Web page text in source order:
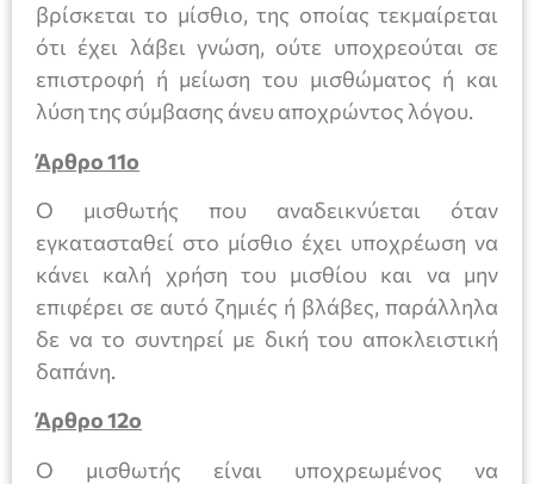
βρίσκεται το μίσθιο, της οποίας τεκμαίρεται
ότι έχει λάβει γνώση, ούτε υποχρεούται σε
επιστροφή ή μείωση του μισθώματος ή και
λύση της σύμβασης άνευ αποχρώντος λόγου.
Άρθρο 11ο
Ο μισθωτής που αναδεικνύεται όταν
εγκατασταθεί στο μίσθιο έχει υποχρέωση να
κάνει καλή χρήση του μισθίου και να μην
επιφέρει σε αυτό ζημιές ή βλάβες, παράλληλα
δε να το συντηρεί με δική του αποκλειστική
δαπάνη.
Άρθρο 12ο
Ο μισθωτής είναι υποχρεωμένος να